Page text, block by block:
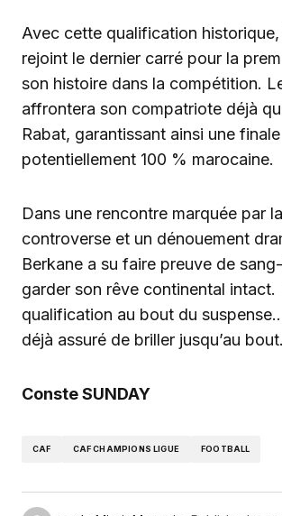
Avec cette qualification
rejoint le dernier carré pour la
son histoire dans la compétition.
affrontera son compatriote déjà
Rabat, garantissant ainsi une finale
potentiellement 100 % marocaine.
Dans une rencontre marquée par
controverse et un dénouement
Berkane a su faire preuve de
garder son rêve continental intact.
qualification au bout du
déjà assuré de briller jusqu’au bout.
Conste SUNDAY
CAF CAF CHAMPIONS LIGUE FOOTBALL